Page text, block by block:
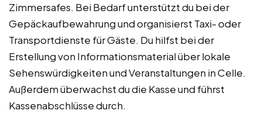
Zimmersafes. Bei Bedarf unterstützt du bei der
Gepäckaufbewahrung und organisierst Taxi- oder
Transportdienste für Gäste. Du hilfst bei der
Erstellung von Informationsmaterial über lokale
Sehenswürdigkeiten und Veranstaltungen in Celle.
Außerdem überwachst du die Kasse und führst
Kassenabschlüsse durch.